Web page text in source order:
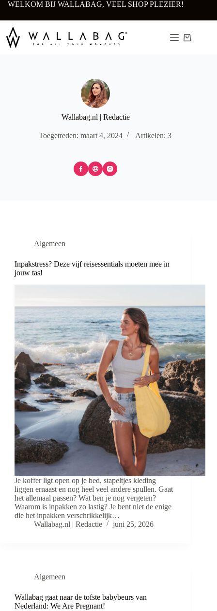
Ga
de
inhoud
WELKOM BIJ WALLABAG, VEEL SHOP PLEZIER!
Wallabag.nl | Redactie
Toegetreden: maart 4, 2024 Artikelen: 3
Algemeen
Inpakstress? Deze vijf reisessentials moeten mee in
jouw tas!
Je koffer ligt open op je bed, stapeltjes kleding
liggen ernaast en nog heel veel andere spullen. Gaat
het allemaal passen? Wat ben je nog vergeten?
Waarom is inpakken zo lastig? Je bent niet de enige
die het inpakken verschrikkelijk…
Wallabag.nl | Redactie
juni 25, 2026
Algemeen
Wallabag gaat naar de tofste babybeurs van
Nederland: We Are Pregnant!